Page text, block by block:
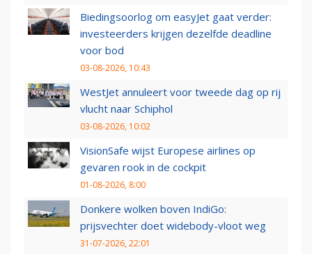
Biedingsoorlog om easyJet gaat verder:
investeerders krijgen dezelfde deadline
voor bod
03-08-2026, 10:43
WestJet annuleert voor tweede dag op rij
vlucht naar Schiphol
03-08-2026, 10:02
VisionSafe wijst Europese airlines op
gevaren rook in de cockpit
01-08-2026, 8:00
Donkere wolken boven IndiGo:
prijsvechter doet widebody-vloot weg
31-07-2026, 22:01